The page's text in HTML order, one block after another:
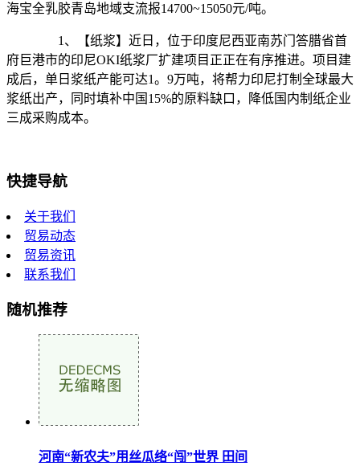
海宝全乳胶青岛地域支流报14700~15050元/吨。
1、【纸浆】近日，位于印度尼西亚南苏门答腊省首
府巨港市的印尼OKI纸浆厂扩建项目正正在有序推进。项目建
成后，单日浆纸产能可达1。9万吨，将帮力印尼打制全球最大
浆纸出产，同时填补中国15%的原料缺口，降低国内制纸企业
三成采购成本。
快捷导航
关于我们
贸易动态
贸易资讯
联系我们
随机推荐
河南“新农夫”用丝瓜络“闯”世界 田间